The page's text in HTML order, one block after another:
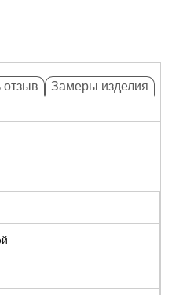
отзыв
Замеры изделия